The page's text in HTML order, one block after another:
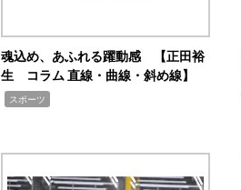
魂込め、あふれる躍動感 【正田裕
生 コラム 直線・曲線・斜め線】
スポーツ